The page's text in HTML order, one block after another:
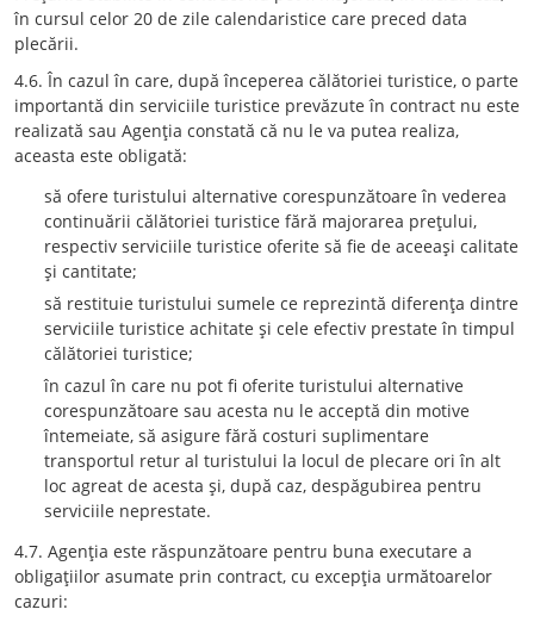
în cursul celor 20 de zile calendaristice care preced data
plecării.
4.6. În cazul în care, după începerea călătoriei turistice, o parte
importantă din serviciile turistice prevăzute în contract nu este
realizată sau Agenţia constată că nu le va putea realiza,
aceasta este obligată:
să ofere turistului alternative corespunzătoare în vederea
continuării călătoriei turistice fără majorarea preţului,
respectiv serviciile turistice oferite să fie de aceeaşi calitate
şi cantitate;
să restituie turistului sumele ce reprezintă diferenţa dintre
serviciile turistice achitate şi cele efectiv prestate în timpul
călătoriei turistice;
în cazul în care nu pot fi oferite turistului alternative
corespunzătoare sau acesta nu le acceptă din motive
întemeiate, să asigure fără costuri suplimentare
transportul retur al turistului la locul de plecare ori în alt
loc agreat de acesta şi, după caz, despăgubirea pentru
serviciile neprestate.
4.7. Agenţia este răspunzătoare pentru buna executare a
obligaţiilor asumate prin contract, cu excepţia următoarelor
cazuri: